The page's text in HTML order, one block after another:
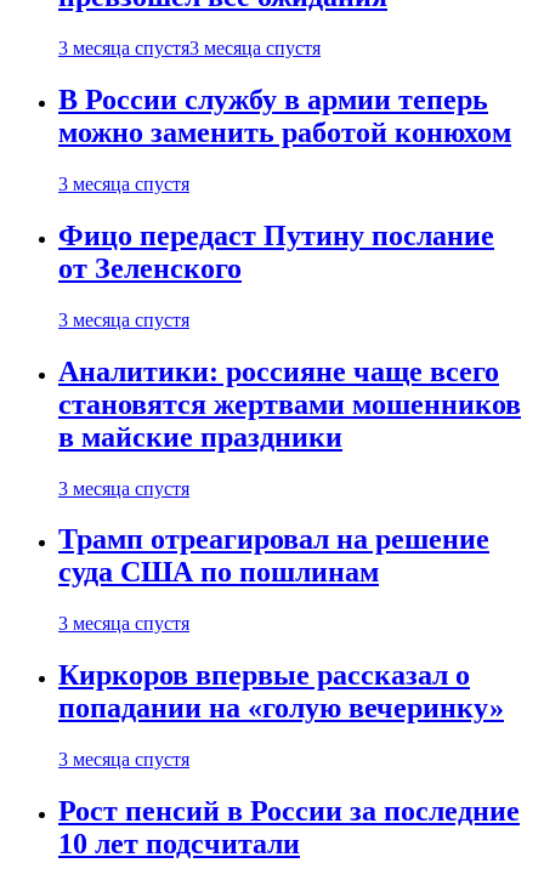
3 месяца спустя3 месяца спустя
В России службу в армии теперь
можно заменить работой конюхом
3 месяца спустя
Фицо передаст Путину послание
от Зеленского
3 месяца спустя
Аналитики: россияне чаще всего
становятся жертвами мошенников
в майские праздники
3 месяца спустя
Трамп отреагировал на решение
суда США по пошлинам
3 месяца спустя
Киркоров впервые рассказал о
попадании на «голую вечеринку»
3 месяца спустя
Рост пенсий в России за последние
10 лет подсчитали